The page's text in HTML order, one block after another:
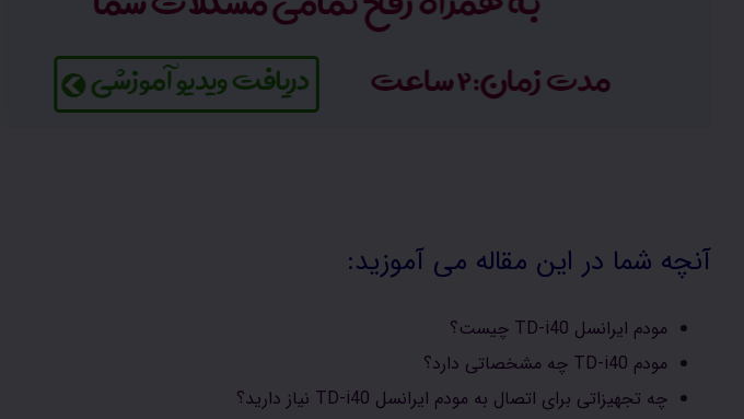
آنچه شما در این مقاله می آموزید:
مودم ایرانسل TD-i40 چیست؟
مودم TD-i40 چه مشخصاتی دارد؟
چه تجهیزاتی برای اتصال به مودم ایرانسل TD-i40 نیاز دارید؟